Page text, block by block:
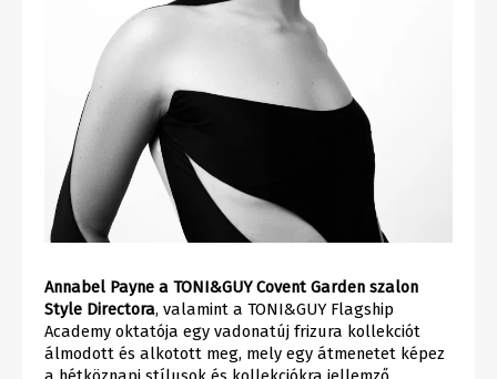
Annabel Payne a TONI&GUY Covent Garden szalon
Style Directora, valamint a TONI&GUY Flagship
Academy oktatója egy vadonatúj frizura kollekciót
álmodott és alkotott meg, mely egy átmenetet képez